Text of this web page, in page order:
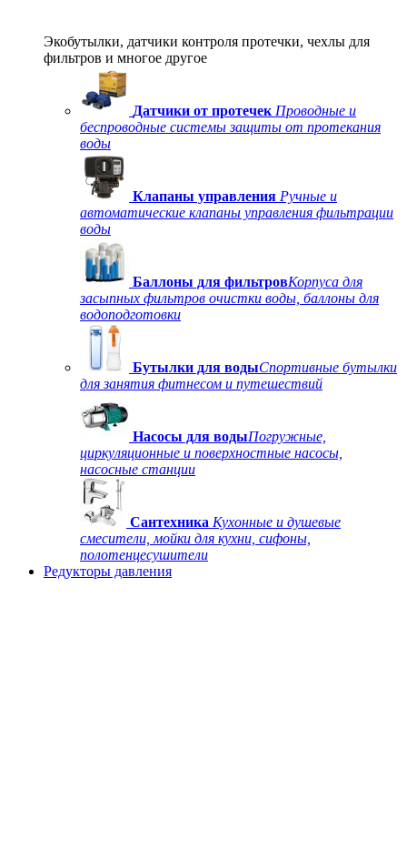
Экобутылки, датчики контроля протечки, чехлы для
фильтров и многое другое
Датчики от протечек Проводные и
беспроводные системы защиты от протекания
воды
Клапаны управления Ручные и
автоматические клапаны управления фильтрации
воды
Баллоны для фильтровКорпуса для
засыпных фильтров очистки воды, баллоны для
водоподготовки
Бутылки для водыСпортивные бутылки
для занятия фитнесом и путешествий
Насосы для водыПогружные,
циркуляционные и поверхностные насосы,
насосные станции
Сантехника Кухонные и душевые
смесители, мойки для кухни, сифоны,
полотенцесушители
Редукторы давления